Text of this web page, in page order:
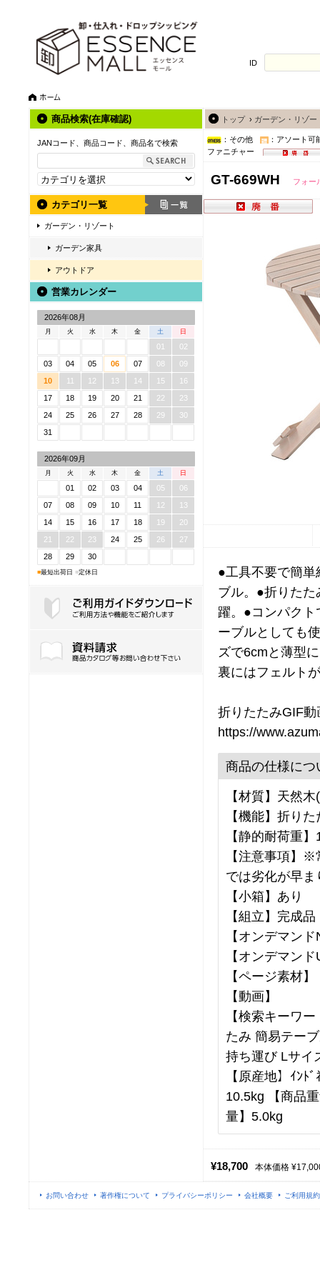
ID
商品検索(在庫確認)
JANコード、商品コード、商品名で検索
カテゴリ一覧
ガーデン・リゾート
ガーデン家具
アウトドア
営業カレンダー
2026年08月
月 火 水 木 金 土 日
01
02
03
04 05 06 07 08
09
10
11 12 13 14 15
16
17
18 19 20 21 22
23
24
25 26 27 28 29
30
31
2026年09月
月 火 水 木 金 土 日
01 02 03 04 05
06
07
08 09 10 11 12
13
14
15 16 17 18 19
20
21
22 23 24 25 26
27
28
29 30
■最短出荷日 ■定休日
トップ› ガーデン・リゾー
：その他
：アソート可
ファニチャー
GT-669WH フォー
●工具不要で簡
ブル。●折りたた
躍。●コンパク
ーブルとしても
ズで6cmと薄型
裏にはフェルト
折りたたみGIF動
https://
商品の仕様につ
【材質】天然
【機能】折り
【静的耐荷重
【注意事項】
では劣化が早
【小箱】あり
【組立】完成品
【オンデマン
【オンデマン
【ページ素材】
【動画】
【検索キーワ
たみ 簡易テー
持ち運び Lサイ
【原産地】ｲﾝ
10.5kg 【商品
量】5.0kg
¥18,700 本体価格
お問い合わせ 著作権について プライバシーポリシー 会社概要 ご利用規約